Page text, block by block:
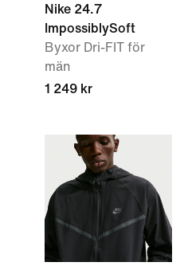
Nike 24.7
ImpossiblySoft
Byxor Dri-FIT för
män
1 249 kr